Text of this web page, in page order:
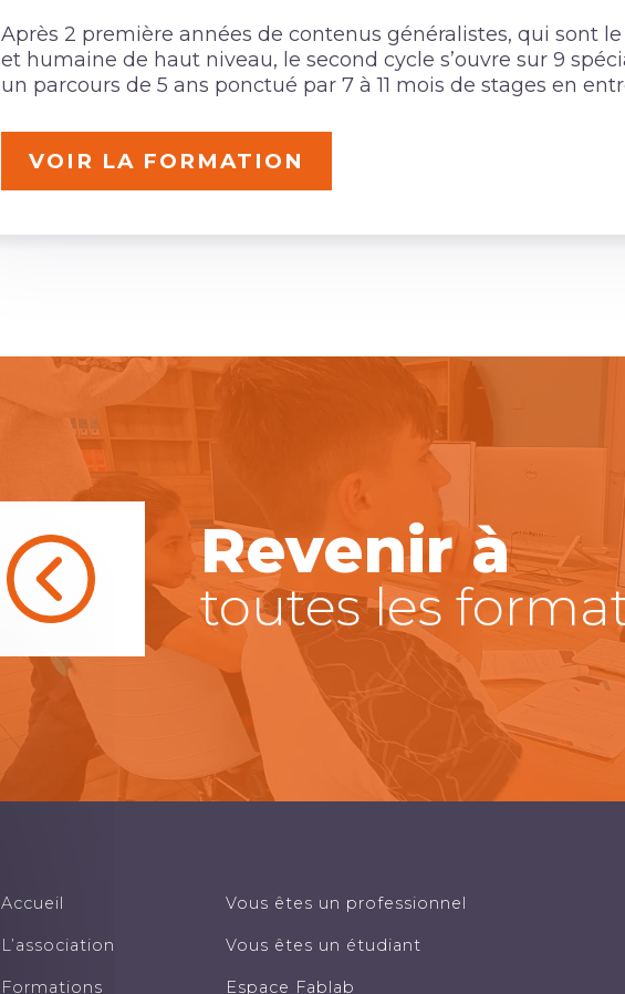
Après 2 première années de contenus généralistes, qui sont
et humaine de haut niveau, le second cycle s’ouvre sur 9
un parcours de 5 ans ponctué par 7 à 11 mois de stages en
VOIR LA FORMATION
Revenir à
toutes les
Accueil
L’association
Formations
Vous êtes un professionnel
Vous êtes un étudiant
Espace Fablab